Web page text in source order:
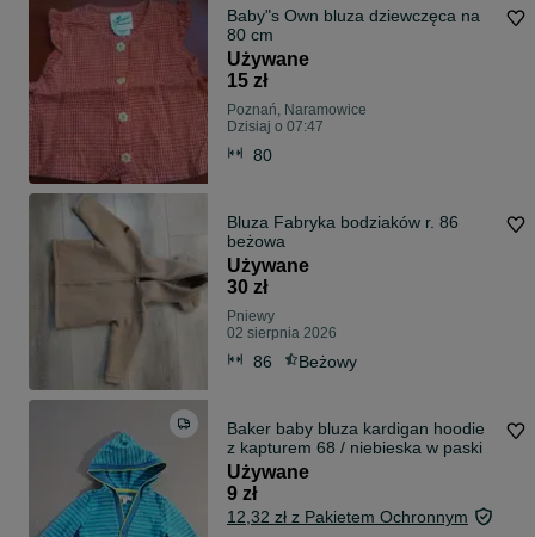
Baby"s Own bluza dziewczęca na
80 cm
Używane
15 zł
Poznań, Naramowice
Dzisiaj o 07:47
80
Bluza Fabryka bodziaków r. 86
beżowa
Używane
30 zł
Pniewy
02 sierpnia 2026
86 Beżowy
Baker baby bluza kardigan hoodie
z kapturem 68 / niebieska w paski
Używane
9 zł
12,32 zł z Pakietem Ochronnym